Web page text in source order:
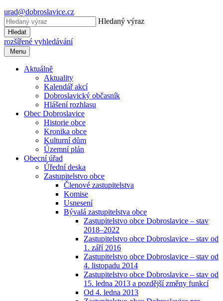
urad@dobroslavice.cz
Hledaný výraz
Hledat
rozšířené vyhledávání
Menu
Aktuálně
Aktuality
Kalendář akcí
Dobroslavický občasník
Hlášení rozhlasu
Obec Dobroslavice
Historie obce
Kronika obce
Kulturní dům
Územní plán
Obecní úřad
Úřední deska
Zastupitelstvo obce
Členové zastupitelstva
Komise
Usnesení
Bývalá zastupitelstva obce
Zastupitelstvo obce Dobroslavice – stav
2018–2022
Zastupitelstvo obce Dobroslavice – stav od
1. září 2016
Zastupitelstvo obce Dobroslavice – stav od
4. listopadu 2014
Zastupitelstvo obce Dobroslavice – stav od
15. ledna 2013 a pozdější změny funkcí
Od 4. ledna 2013